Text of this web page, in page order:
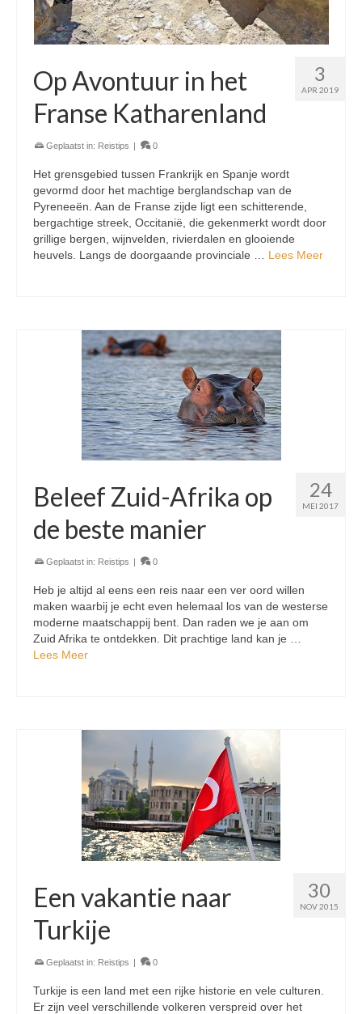
3
APR 2019
Op Avontuur in het
Franse Katharenland
Geplaatst in: Reistips | 0
Het grensgebied tussen Frankrijk en Spanje wordt
gevormd door het machtige berglandschap van de
Pyreneeën. Aan de Franse zijde ligt een schitterende,
bergachtige streek, Occitanië, die gekenmerkt wordt door
grillige bergen, wijnvelden, rivierdalen en glooiende
heuvels. Langs de doorgaande provinciale … Lees Meer
24
MEI 2017
Beleef Zuid-Afrika op
de beste manier
Geplaatst in: Reistips | 0
Heb je altijd al eens een reis naar een ver oord willen
maken waarbij je echt even helemaal los van de westerse
moderne maatschappij bent. Dan raden we je aan om
Zuid Afrika te ontdekken. Dit prachtige land kan je …
Lees Meer
30
NOV 2015
Een vakantie naar
Turkije
Geplaatst in: Reistips | 0
Turkije is een land met een rijke historie en vele culturen.
Er zijn veel verschillende volkeren verspreid over het